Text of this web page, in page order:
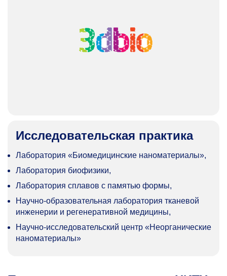
Исследовательская практика
Лаборатория «Биомедицинские наноматериалы»,
Лаборатория биофизики,
Лаборатория сплавов с памятью формы,
Научно-образовательная лаборатория тканевой
инженерии и регенеративной медицины,
Научно-исследовательский центр «Неорганические
наноматериалы»